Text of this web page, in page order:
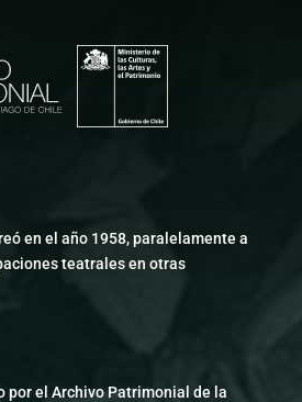
en el año 1958, paralelamente a
teatrales en otras
por el Archivo Patrimonial de la